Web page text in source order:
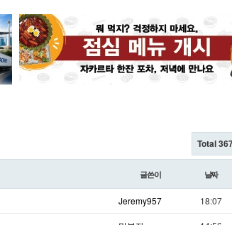
Total
글쓴이 날짜
Jeremy957 18:07